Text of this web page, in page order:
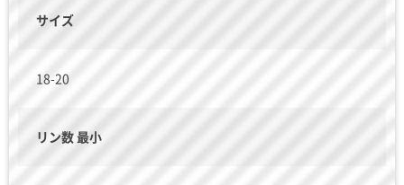
サイズ
18-20
リン数 最小